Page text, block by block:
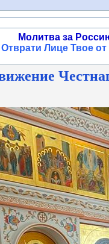
Молитва за
Лице Твое